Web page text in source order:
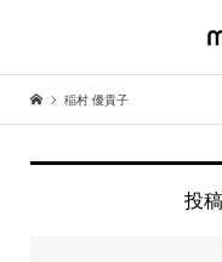
稲村 優貴子
投